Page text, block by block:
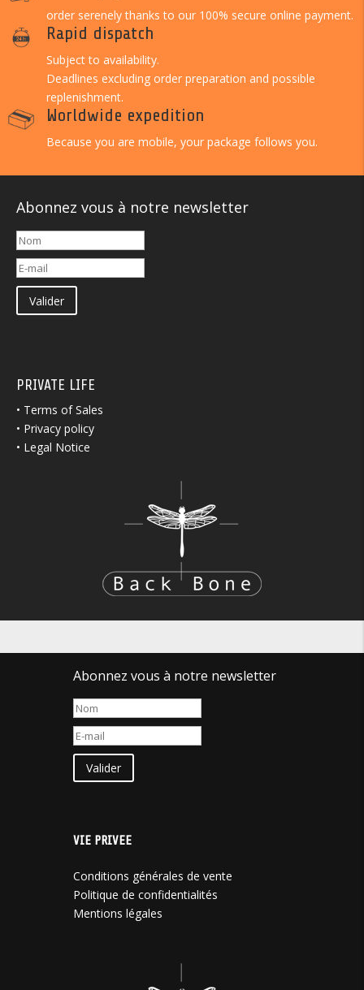
order serenely thanks to our 100% secure online payment.
Rapid dispatch
Subject to availability.
Deadlines excluding order preparation and possible
replenishment.
Worldwide expedition
Because you are mobile, your package follows you.
Abonnez vous à notre newsletter
Valider
PRIVATE LIFE
• Terms of Sales
• Privacy policy
• Legal Notice
Abonnez vous à notre newsletter
Valider
VIE PRIVEE
Conditions générales de vente
Politique de confidentialités
Mentions légales